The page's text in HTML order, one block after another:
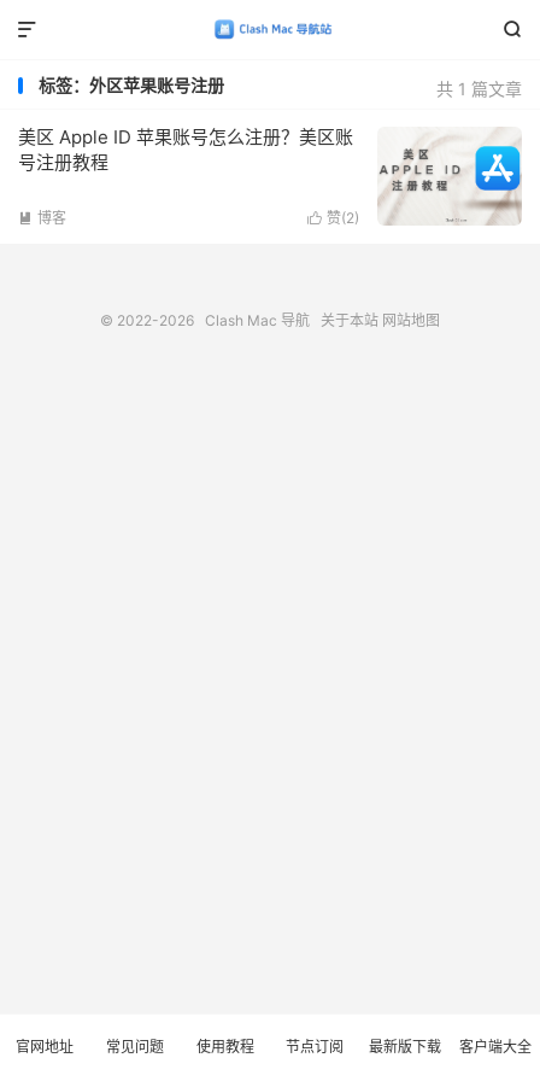


共 1 篇文章
标签：外区苹果账号注册
美区 Apple ID 苹果账号怎么注册？美区账
号注册教程
 赞(2)
 博客
© 2022-2026 Clash Mac 导航 关于本站 网站地图
官网地址 常见问题 使用教程 节点订阅 最新版下载 客户端大全